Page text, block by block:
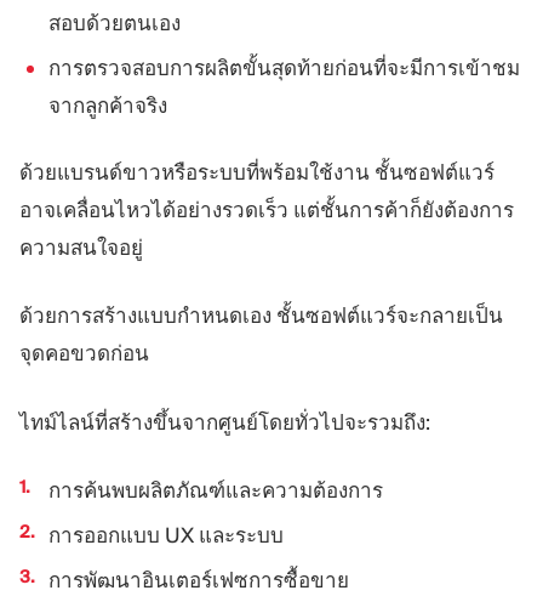
สอบด้วยตนเอง
การตรวจสอบการผลิตขั้นสุดท้ายก่อนที่จะมีการเข้าชม
จากลูกค้าจริง
ด้วยแบรนด์ขาวหรือระบบที่พร้อมใช้งาน ชั้นซอฟต์แวร์
อาจเคลื่อนไหวได้อย่างรวดเร็ว แต่ชั้นการค้าก็ยังต้องการ
ความสนใจอยู่
ด้วยการสร้างแบบกำหนดเอง ชั้นซอฟต์แวร์จะกลายเป็น
จุดคอขวดก่อน
ไทม์ไลน์ที่สร้างขึ้นจากศูนย์โดยทั่วไปจะรวมถึง:
การค้นพบผลิตภัณฑ์และความต้องการ
การออกแบบ UX และระบบ
การพัฒนาอินเตอร์เฟซการซื้อขาย